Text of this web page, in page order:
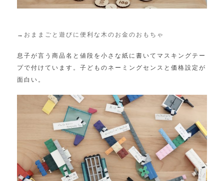
→ おままごと遊びに便利な木のお金のおもちゃ
息子が言う商品名と値段を小さな紙に書いてマスキングテー
プで付けています。子どものネーミングセンスと価格設定が
面白い。